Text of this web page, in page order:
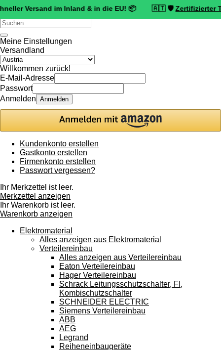
im Inland & in die EU! 📦 🇦🇹 🛡️ Zertifizierter Trusted
Verwende
die
oben
und
unten,
um
das
Ergebnis
auszuwählen.
Eingabetaste,
zum
ausgewählten
können
Touch-
und
Streichgesten
verwenden.
Meine Einstellungen
Versandland
Willkommen zurück!
E-Mail-Adresse
Passwort
Anmelden Anmelden
Kundenkonto erstellen
Gastkonto erstellen
Firmenkonto erstellen
Passwort vergessen?
Ihr Merkzettel ist leer.
Merkzettel anzeigen
Ihr Warenkorb ist leer.
Warenkorb anzeigen
Elektromaterial
Alles anzeigen aus Elektromaterial
Verteilereinbau
Alles anzeigen aus Verteilereinbau
Eaton Verteilereinbau
Hager Verteilereinbau
Schrack Leitungsschutzschalter, FI,
Kombischutzschalter
SCHNEIDER ELECTRIC
Siemens Verteilereinbau
ABB
AEG
Legrand
Reiheneinbaugeräte